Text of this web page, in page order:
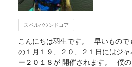
スペルバウンドコア
こんにちは羽生です。 早いもので
の１月１９、２０、２１日にはジ
ー２０１８が 開催されます。 僕